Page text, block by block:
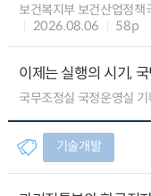
보건복지부 보건산업정
2026.08.06
58p
이제는 실행의 시기,
국무조정실 국정운영실
기술개발